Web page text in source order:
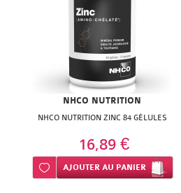
NHCO NUTRITION
NHCO NUTRITION ZINC 84 GÉLULES
16,89 €
Ajouter à ma liste d’envie
AJOUTERAU PANIER